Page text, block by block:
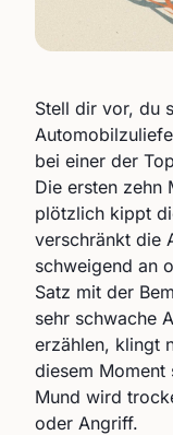
Stell dir vor, du
bei einer der
Die ersten zehn
plötzlich kippt
verschränkt die
schweigend an
Satz mit der
sehr schwache
erzählen, klingt
diesem Moment
Mund wird
oder Angriff.